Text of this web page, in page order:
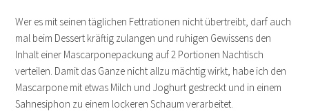
Wer es mit seinen täglichen Fettrationen nicht übertreibt, darf auch
mal beim Dessert kräftig zulangen und ruhigen Gewissens den
Inhalt einer Mascarponepackung auf 2 Portionen Nachtisch
verteilen. Damit das Ganze nicht allzu mächtig wirkt, habe ich den
Mascarpone mit etwas Milch und Joghurt gestreckt und in einem
Sahnesiphon zu einem lockeren Schaum verarbeitet.